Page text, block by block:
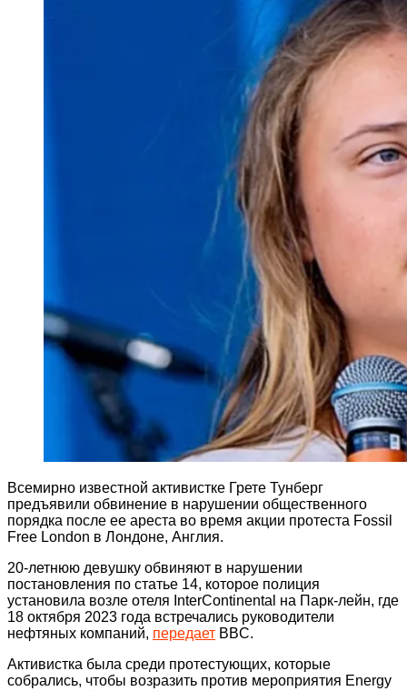
Всемирно известной активистке Грете Тунберг
предъявили обвинение в нарушении общественного
порядка после ее ареста во время акции протеста Fossil
Free London в Лондоне, Англия.
20-летнюю девушку обвиняют в нарушении
постановления по статье 14, которое полиция
установила возле отеля InterContinental на Парк-лейн, где
18 октября 2023 года встречались руководители
нефтяных компаний, передает BBC.
Активистка была среди протестующих, которые
собрались, чтобы возразить против мероприятия Energy